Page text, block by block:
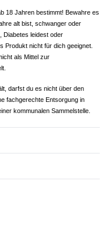
18 Jahren bestimmt! Bewahre es
alt bist, schwanger oder
Diabetes leidest oder
Produkt nicht für dich geeignet.
als Mittel zur
darfst du es nicht über den
fachgerechte Entsorgung in
kommunalen Sammelstelle.